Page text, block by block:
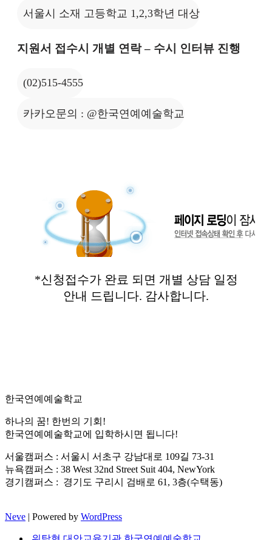
서울시 소재 고등학교 1,2,3학년 대상
지원서 접수시 개별 연락 – 수시 인터뷰 진행
(02)515-4555
카카오문의 : @한국연예예술학교
*신청접수가 완료 되면 개별 상담 일정
안내 드립니다. 감사합니다.
한국연예예술학교
하나의 꿈! 한번의 기회!
한국연예예술학교에 입학하시면 됩니다!
서울캠퍼스 : 서울시 서초구 강남대로 109길 73-31
뉴욕캠퍼스 : 38 West 32nd Street Suit 404, NewYork
경기캠퍼스 : 경기도 구리시 검배로 61, 3층(수택동)
Neve | Powered by WordPress